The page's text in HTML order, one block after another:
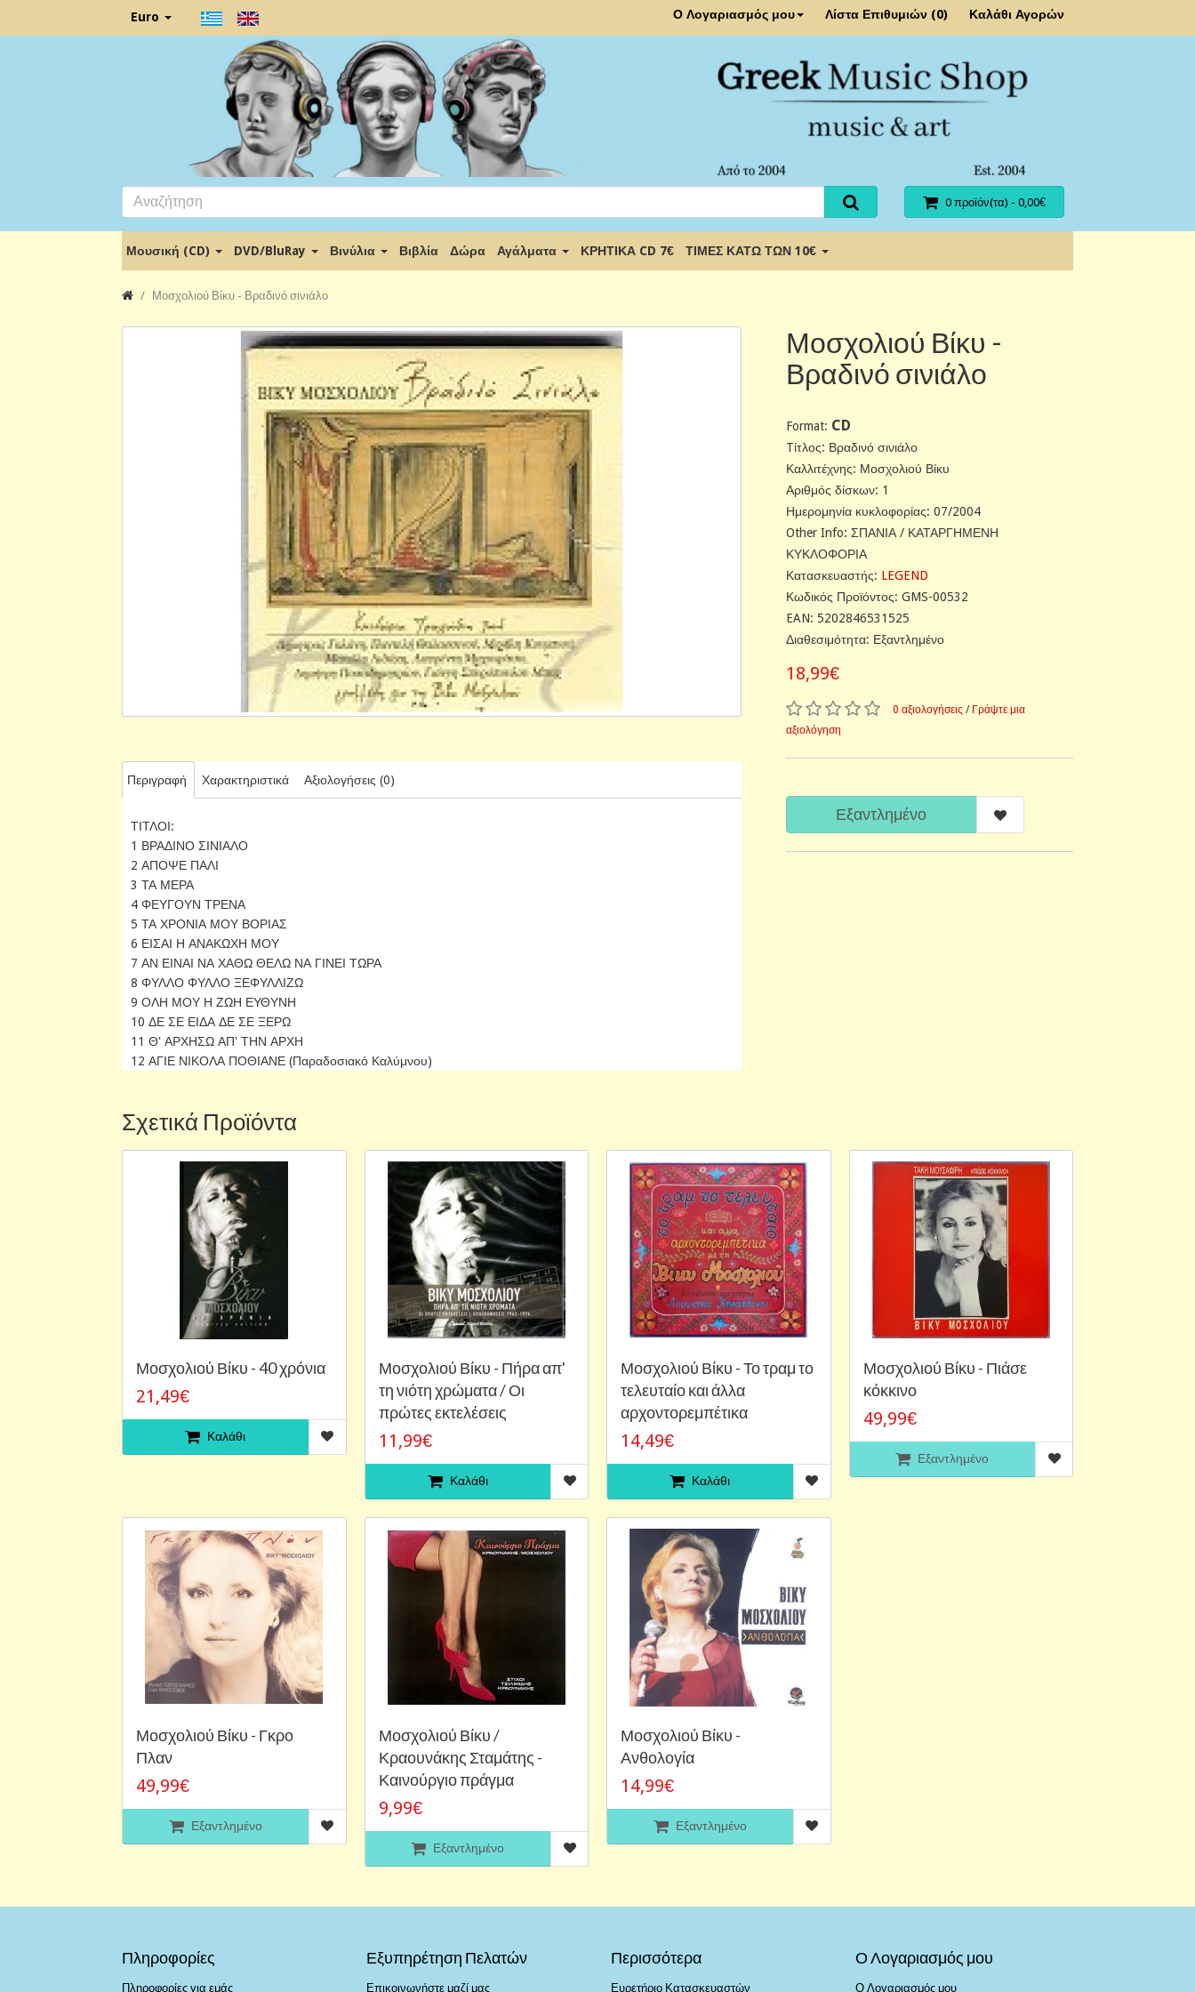
Euro Ο Λογαριασμός μου Λίστα Επιθυμιών (0) Καλάθι Αγορών
0 προϊόν(τα) - 0,00€
Μουσική (CD) DVD/BluRay Βινύλια Βιβλία Δώρα Αγάλματα ΚΡΗΤΙΚΑ CD 7€ ΤΙΜΕΣ ΚΑΤΩ ΤΩΝ 10€
Μοσχολιού Βίκυ - Βραδινό σινιάλο
Περιγραφή Χαρακτηριστικά Αξιολογήσεις (0)
ΤΙΤΛΟΙ:
1 ΒΡΑΔΙΝΟ ΣΙΝΙΑΛΟ
2 ΑΠΟΨΕ ΠΑΛΙ
3 ΤΑ ΜΕΡΑ
4 ΦΕΥΓΟΥΝ ΤΡΕΝΑ
5 ΤΑ ΧΡΟΝΙΑ ΜΟΥ ΒΟΡΙΑΣ
6 ΕΙΣΑΙ Η ΑΝΑΚΩΧΗ ΜΟΥ
7 ΑΝ ΕΙΝΑΙ ΝΑ ΧΑΘΩ ΘΕΛΩ ΝΑ ΓΙΝΕΙ ΤΩΡΑ
8 ΦΥΛΛΟ ΦΥΛΛΟ ΞΕΦΥΛΛΙΖΩ
9 ΟΛΗ ΜΟΥ Η ΖΩΗ ΕΥΘΥΝΗ
10 ΔΕ ΣΕ ΕΙΔΑ ΔΕ ΣΕ ΞΕΡΩ
11 Θ' ΑΡΧΗΣΩ ΑΠ' ΤΗΝ ΑΡΧΗ
12 ΑΓΙΕ ΝΙΚΟΛΑ ΠΟΘΙΑΝΕ (Παραδοσιακό Καλύμνου)
Μοσχολιού Βίκυ -
Βραδινό σινιάλο
Format: CD
Tίτλος: Βραδινό σινιάλο
Καλλιτέχνης: Μοσχολιού Βίκυ
Αριθμός δίσκων: 1
Ημερομηνία κυκλοφορίας: 07/2004
Other Info: ΣΠΑΝΙΑ / ΚΑΤΑΡΓΗΜΕΝΗ
ΚΥΚΛΟΦΟΡΙΑ
Κατασκευαστής: LEGEND
Κωδικός Προϊόντος: GMS-00532
EAN: 5202846531525
Διαθεσιμότητα: Εξαντλημένο
18,99€
0 αξιολογήσεις / Γράψτε μια
αξιολόγηση
Εξαντλημένο
Σχετικά Προϊόντα
Μοσχολιού Βίκυ - 40 χρόνια
21,49€
Καλάθι
Μοσχολιού Βίκυ - Πήρα απ'
τη νιότη χρώματα / Οι
πρώτες εκτελέσεις
11,99€
Καλάθι
Μοσχολιού Βίκυ - Το τραμ το
τελευταίο και άλλα
αρχοντορεμπέτικα
14,49€
Καλάθι
Μοσχολιού Βίκυ - Πιάσε
κόκκινο
49,99€
Εξαντλημένο
Μοσχολιού Βίκυ - Γκρο
Πλαν
49,99€
Εξαντλημένο
Μοσχολιού Βίκυ /
Κραουνάκης Σταμάτης -
Καινούργιο πράγμα
9,99€
Εξαντλημένο
Μοσχολιού Βίκυ -
Ανθολογία
14,99€
Εξαντλημένο
Πληροφορίες
Πληροφορίες για εμάς
Εξυπηρέτηση Πελατών
Επικοινωνήστε μαζί μας
Περισσότερα
Ευρετήριο Κατασκευαστών
Ο Λογαριασμός μου
Ο Λογαριασμός μου